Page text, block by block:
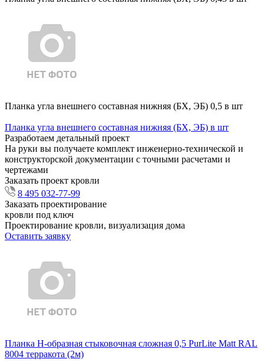
Планка угла внешнего составная нижняя (БХ, ЭБ) 0,5 в шт
Планка угла внешнего составная нижняя (БХ, ЭБ) в шт
Разработаем детальный проект
На руки вы получаете комплект инженерно-технической и
конструкторской документации с точными расчетами и
чертежами
Заказать проект кровли
8 495 032-77-99
Заказать проектирование
кровли под ключ
Проектирование кровли, визуализация дома
Оставить заявку
Планка Н-образная стыковочная сложная 0,5 PurLite Matt RAL
8004 терракота (2м)